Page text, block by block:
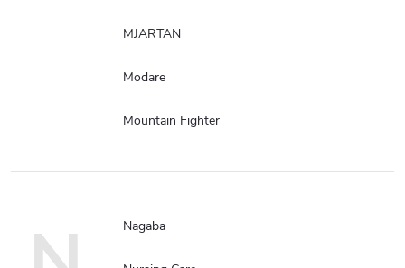
MJARTAN
Modare
Mountain Fighter
Nagaba